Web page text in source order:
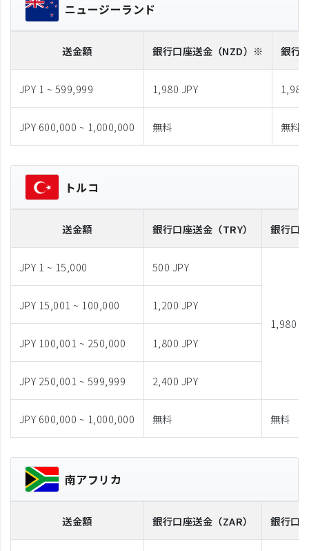
ニュージーランド
送金額 銀行口座送金 （NZD）※ 銀行
JPY 1 ~ 599,999 1,980 JPY 1,980
JPY 600,000 ~ 1,000,000 無料 無料
トルコ
送金額 銀行口座送金 （TRY） 銀行口
JPY 1 ~ 15,000 500 JPY
1,980
JPY 15,001 ~ 100,000 1,200 JPY
JPY 100,001 ~ 250,000 1,800 JPY
JPY 250,001 ~ 599,999 2,400 JPY
JPY 600,000 ~ 1,000,000 無料 無料
南アフリカ
送金額 銀行口座送金 （ZAR） 銀行口